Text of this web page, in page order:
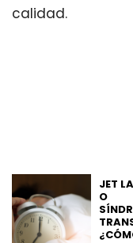
calidad.
JET
O